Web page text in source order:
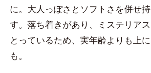
に。大人っぽさとソフトさを併せ
す。落ち着きがあり、ミステリア
とっているため、実年齢よりも上
も。